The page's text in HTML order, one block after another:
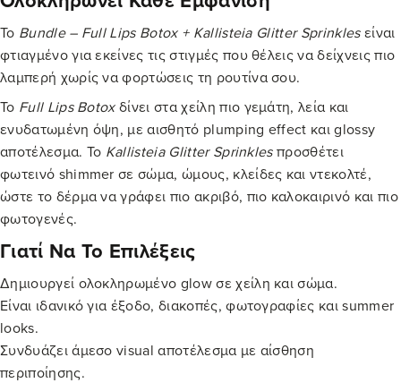
Το Bundle – Full Lips Botox + Kallisteia Glitter Sprinklesείναι
φτιαγμένο για εκείνες τις στιγμές που θέλεις να δείχνεις πιο
λαμπερή χωρίς να φορτώσεις τη ρουτίνα σου.
Το Full Lips Botoxδίνει στα χείλη πιο γεμάτη, λεία και
ενυδατωμένη όψη, με αισθητό plumping effect και glossy
αποτέλεσμα. Το Kallisteia Glitter Sprinklesπροσθέτει
φωτεινό shimmer σε σώμα, ώμους, κλείδες και ντεκολτέ,
ώστε το δέρμα να γράφει πιο ακριβό, πιο καλοκαιρινό και πιο
φωτογενές.
Γιατί Να Το Επιλέξεις
Δημιουργεί ολοκληρωμένο glow σε χείλη και σώμα.
Είναι ιδανικό για έξοδο, διακοπές, φωτογραφίες και summer
looks.
Συνδυάζει άμεσο visual αποτέλεσμα με αίσθηση
περιποίησης.